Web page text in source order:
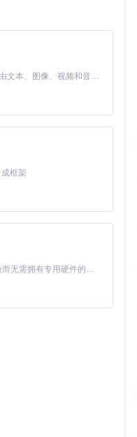
MiniMax H3 是一个通用的全模态生成系统。它支持对由文本、图像、视频和音频组成的多模态上下文进行统一理解，并能生成分辨率高达 2K、时长可达 15 秒的带原生立体声音频的视频。得益于面向任务泛化的系统设计，H3 在预训练阶段就已具备广泛的多模态上下文理解与生成能力，能够出色地执行复杂的多模态指令。
框架
基于Python的Xiaozhi AI，适用于想要完整Xiaozhi体验而无需拥有专用硬件的用户。